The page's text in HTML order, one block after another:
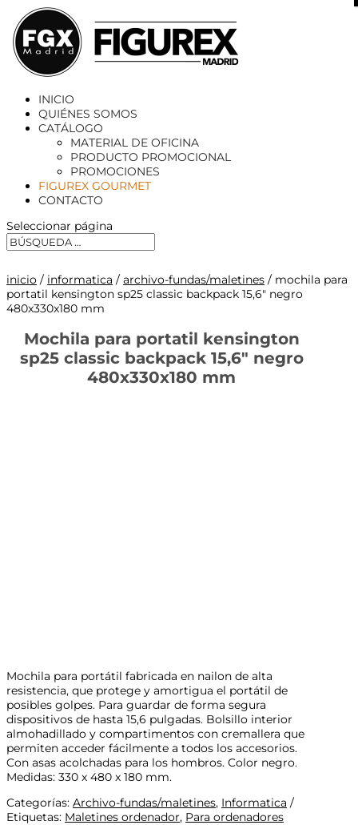
INICIO
QUIÉNES SOMOS
CATÁLOGO
MATERIAL DE OFICINA
PRODUCTO PROMOCIONAL
PROMOCIONES
FIGUREX GOURMET
CONTACTO
Seleccionar página
inicio / informatica / archivo-fundas/maletines / mochila para
portatil kensington sp25 classic backpack 15,6″ negro
480x330x180 mm
Mochila para portatil kensington
sp25 classic backpack 15,6″ negro
480x330x180 mm
Mochila para portátil fabricada en nailon de alta
resistencia, que protege y amortigua el portátil de
posibles golpes. Para guardar de forma segura
dispositivos de hasta 15,6 pulgadas. Bolsillo interior
almohadillado y compartimentos con cremallera que
permiten acceder fácilmente a todos los accesorios.
Con asas acolchadas para los hombros. Color negro.
Medidas: 330 x 480 x 180 mm.
Categorías: Archivo-fundas/maletines, Informatica
Etiquetas: Maletines ordenador, Para ordenadores